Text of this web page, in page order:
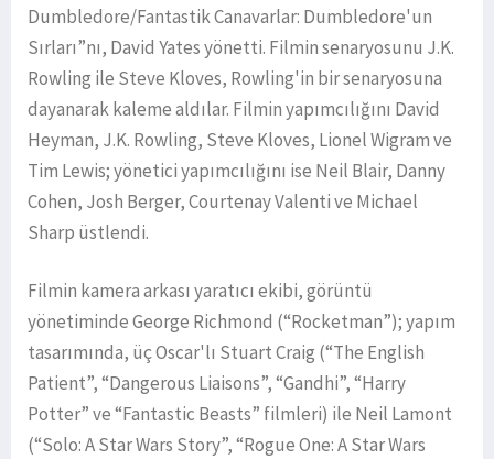
Dumbledore/Fantastik Canavarlar: Dumbledore'un
Sırları”nı, David Yates yönetti. Filmin senaryosunu J.K.
Rowling ile Steve Kloves, Rowling'in bir senaryosuna
dayanarak kaleme aldılar. Filmin yapımcılığını David
Heyman, J.K. Rowling, Steve Kloves, Lionel Wigram ve
Tim Lewis; yönetici yapımcılığını ise Neil Blair, Danny
Cohen, Josh Berger, Courtenay Valenti ve Michael
Sharp üstlendi.
Filmin kamera arkası yaratıcı ekibi, görüntü
yönetiminde George Richmond (“Rocketman”); yapım
tasarımında, üç Oscar'lı Stuart Craig (“The English
Patient”, “Dangerous Liaisons”, “Gandhi”, “Harry
Potter” ve “Fantastic Beasts” filmleri) ile Neil Lamont
(“Solo: A Star Wars Story”, “Rogue One: A Star Wars